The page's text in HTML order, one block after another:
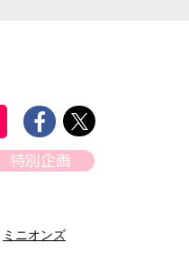
特別企画
ミニオンズ